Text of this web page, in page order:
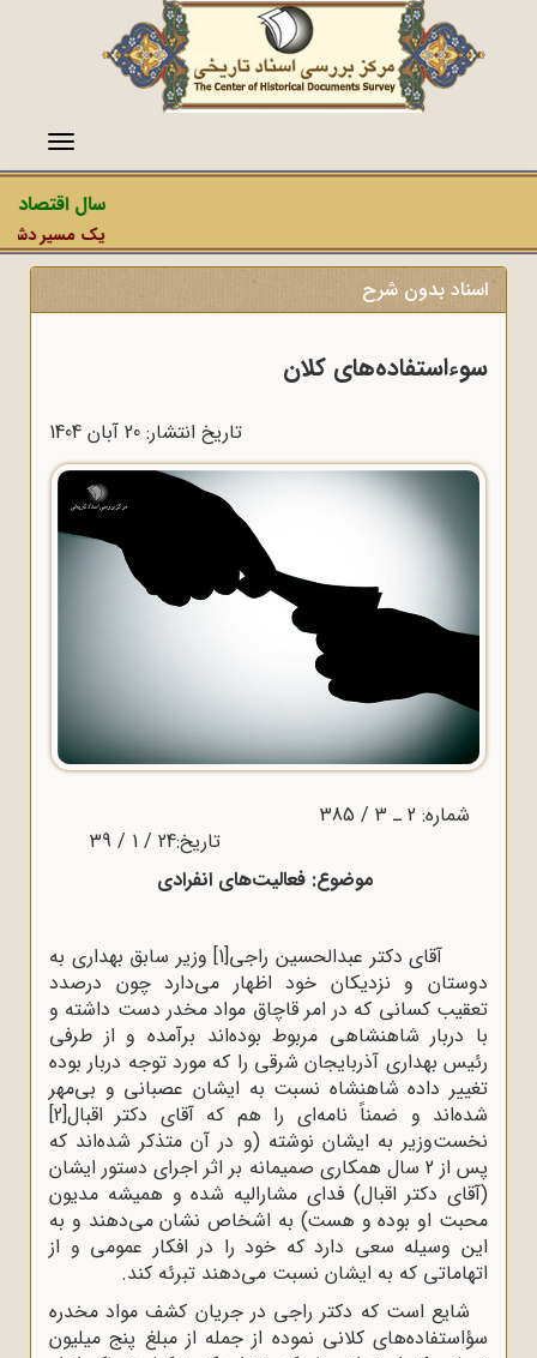
منو
سال اقتصاد
یک مسیر
اسناد بدون شرح
سوءاستفاده‌های کلان
تاریخ انتشار: 20 آبان 1404
تاریخ:24 / 1 / 39
موضوع: فعالیتهای انفرادی
آقای دکتر عبدالحسین راجی[1] وزیر سابق بهداری به
دوستان و نزدیکان خود اظهار می‌دارد چون درصدد
تعقیب کسانی که در امر قاچاق مواد مخدر دست داشته و
با دربار شاهنشاهی مربوط بوده‌اند برآمده و از طرفی
رئیس بهداری آذربایجان شرقی را که مورد توجه دربار بوده
تغییر داده شاهنشاه نسبت به ایشان عصبانی و بی‌مهر
شده‌اند و ضمناً نامه‌ای را هم که آقای دکتر اقبال[2]
نخست‌وزیر به ایشان نوشته (و در آن متذکر شده‌اند که
پس از 2 سال همکاری صمیمانه بر اثر اجرای دستور ایشان
(آقای دکتر اقبال) فدای مشارالیه شده و همیشه مدیون
محبت او بوده و هست) به اشخاص نشان می‌دهند و به
این وسیله سعی دارد که خود را در افکار عمومی و از
اتهاماتی که به ایشان نسبت می‌دهند تبرئه کند.
شایع است که دکتر راجی در جریان کشف مواد مخدره
سؤاستفاده‌های کلانی نموده از جمله از مبلغ پنج میلیون